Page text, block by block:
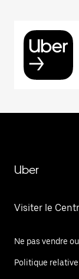
Uber
Visiter le
Ne pas vendre
Politique